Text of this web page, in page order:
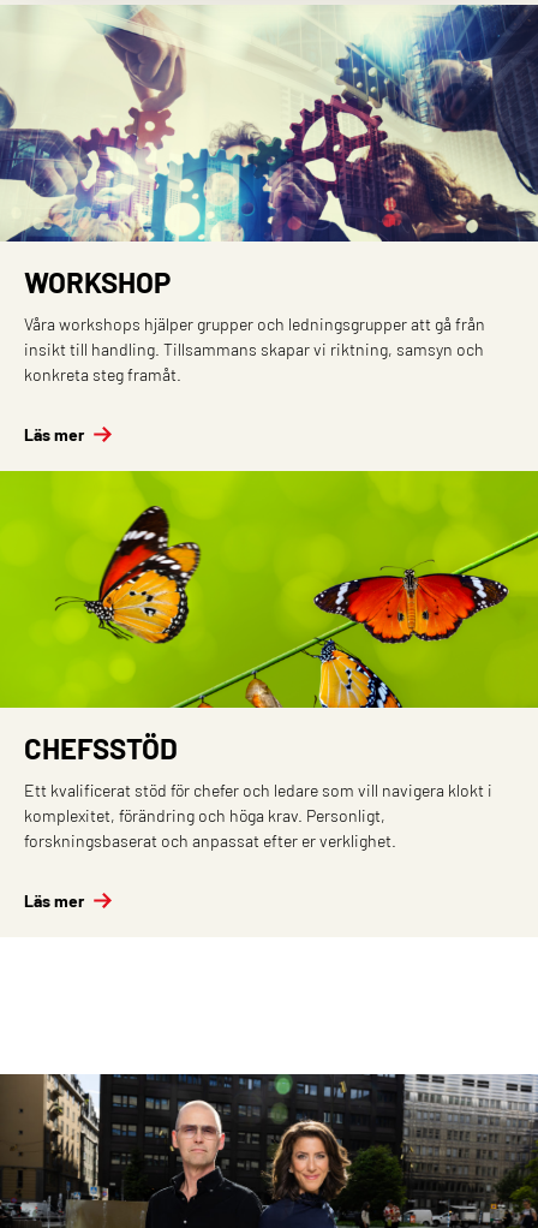
WORKSHOP
Våra workshops hjälper grupper och ledningsgrupper att gå från
insikt till handling. Tillsammans skapar vi riktning, samsyn och
konkreta steg framåt.
Läs mer
CHEFSSTÖD
Ett kvalificerat stöd för chefer och ledare som vill navigera klokt i
komplexitet, förändring och höga krav. Personligt,
forskningsbaserat och anpassat efter er verklighet.
Läs mer